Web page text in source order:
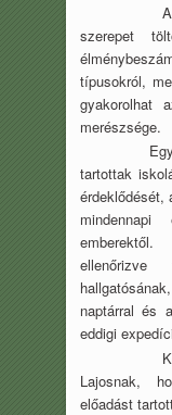
Az
szerepet
típusokról,
gyakorolhat
merészsége.
Egy
tartottak
érdeklődését,
naptárral és
eddigi
Lajosnak,
előadást